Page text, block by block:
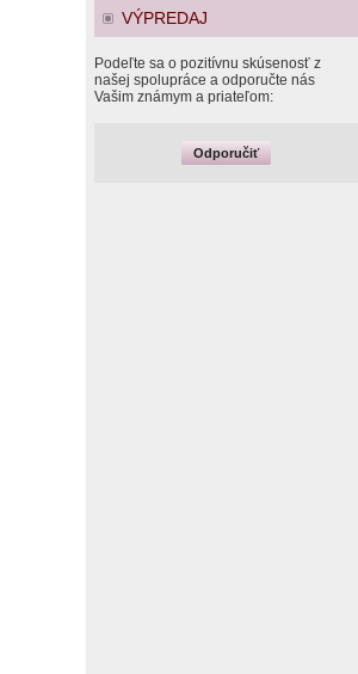
VÝPREDAJ
Podeľte sa o pozitívnu skúsenosť z
našej spolupráce a odporučte nás
Vašim známym a priateľom:
Odporučiť